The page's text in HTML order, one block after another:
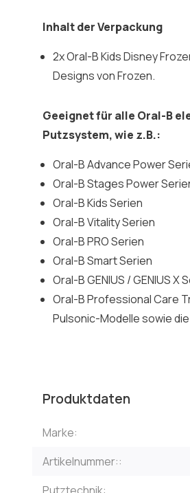
Inhalt der Verpackung
2x Oral-B Kids Disney
Designs von Frozen.
Geeignet für alle Oral-B
Putzsystem, wie z.B.:
Oral-B Advance Power
Oral-B Stages Power
Oral-B Kids Serien
Oral-B Vitality Serien
Oral-B PRO Serien
Oral-B Smart Serien
Oral-B GENIUS / GENIUS X
Oral-B Professional Care
Pulsonic-Modelle sowie
Produktdaten
Marke:
Artikelnummer::